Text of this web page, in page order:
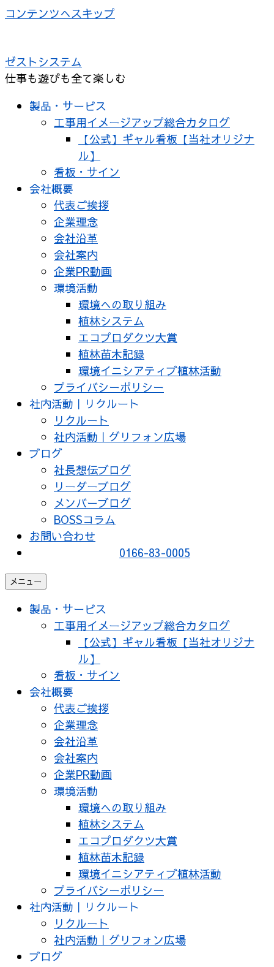
コンテンツへスキップ
ゼストシステム
仕事も遊びも全て楽しむ
製品・サービス
工事用イメージアップ総合カタログ
【公式】ギャル看板【当社オリジナ
ル】
看板・サイン
会社概要
代表ご挨拶
企業理念
会社沿革
会社案内
企業PR動画
環境活動
環境への取り組み
植林システム
エコプロダクツ大賞
植林苗木記録
環境イニシアティブ植林活動
プライバシーポリシー
社内活動｜リクルート
リクルート
社内活動｜グリフォン広場
ブログ
社長想伝ブログ
リーダーブログ
メンバーブログ
BOSSコラム
お問い合わせ
0166-83-0005
メニュー
製品・サービス
工事用イメージアップ総合カタログ
【公式】ギャル看板【当社オリジナ
ル】
看板・サイン
会社概要
代表ご挨拶
企業理念
会社沿革
会社案内
企業PR動画
環境活動
環境への取り組み
植林システム
エコプロダクツ大賞
植林苗木記録
環境イニシアティブ植林活動
プライバシーポリシー
社内活動｜リクルート
リクルート
社内活動｜グリフォン広場
ブログ